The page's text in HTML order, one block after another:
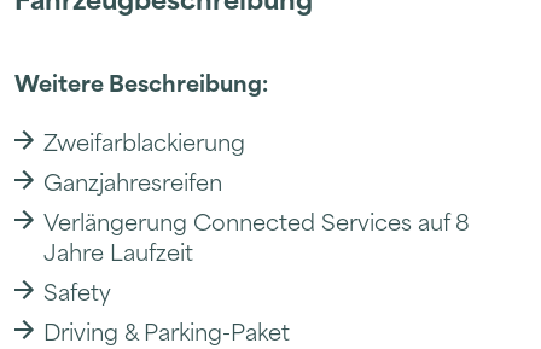
Weitere Beschreibung:
Zweifarblackierung
Ganzjahresreifen
Verlängerung Connected Services auf 8
Jahre Laufzeit
Safety
Driving & Parking-Paket